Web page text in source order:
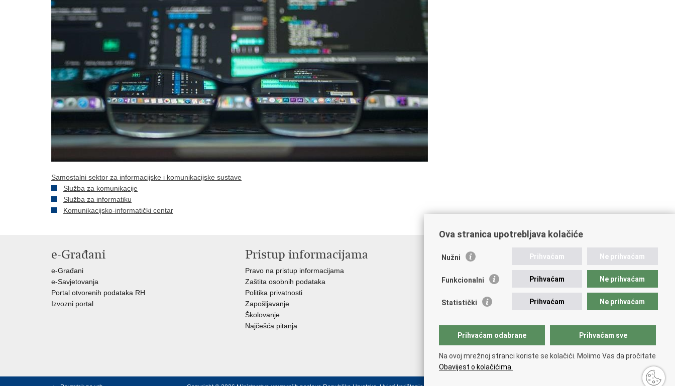
Samostalni sektor za informacijske i komunikacijske sustave
Služba za komunikacije
Služba za informatiku
Komunikacijsko-informatički centar
e-Građani
e-Građani
e-Savjetovanja
Portal otvorenih podataka RH
Izvozni portal
Pristup informacijama
Pravo na pristup informacijama
Zaštita osobnih podataka
Politika privatnosti
Zapošljavanje
Školovanje
Najčešća pitanja
Važne poveznice
EMN Nacionalna kontaktna točka za Republiku Hrvatsku
Policijska akademija
Zaklada policijske solidarnosti
Sindikati
Udruge
Dom zdravlja MUP-a
Ova stranica upotrebljava kolačiće
Nužni Prihvaćam Ne prihvaćam
Funkcionalni Prihvaćam Ne prihvaćam
Statistički Prihvaćam Ne prihvaćam
Prihvaćam odabrane Prihvaćam sve
Na ovoj mrežnoj stranci koriste se kolačići. Molimo Vas da pročitate
Obavijest o kolačićima.